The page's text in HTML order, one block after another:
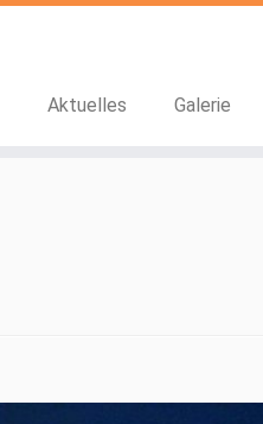
Aktuelles Galerie